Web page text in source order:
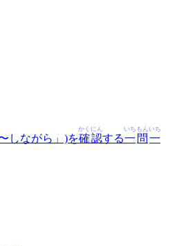
しながら」)を確認
かくにん
する一
いち
問
もん
一
いち